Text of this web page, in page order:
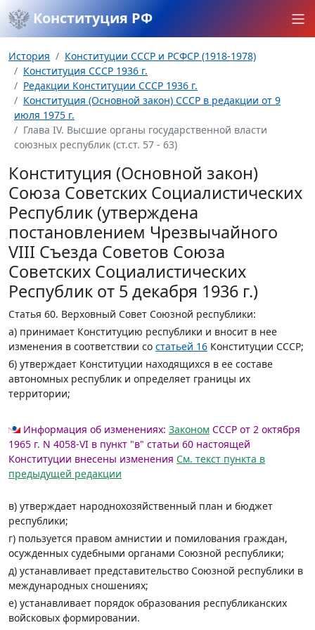
Конституция РФ
История
Конституции СССР и РСФСР (1918-1978)
Конституция СССР 1936 г.
Редакции Конституции СССР 1936 г.
Конституция (Основной закон) СССР в редакции от 9
июля 1975 г.
Глава IV. Высшие органы государственной власти
союзных республик (ст.ст. 57 - 63)
Конституция (Основной закон)
Союза Советских Социалистических
Республик (утверждена
постановлением Чрезвычайного
VIII Съезда Советов Союза
Советских Социалистических
Республик от 5 декабря 1936 г.)
Статья 60. Верховный Совет Союзной республики:
а) принимает Конституцию республики и вносит в нее
изменения в соответствии со статьей 16 Конституции СССР;
б) утверждает Конституции находящихся в ее составе
автономных республик и определяет границы их
территории;
Информация об изменениях: Законом СССР от 2 октября
1965 г. N 4058-VI в пункт "в" статьи 60 настоящей
Конституции внесены изменения См. текст пункта в
предыдущей редакции
в) утверждает народнохозяйственный план и бюджет
республики;
г) пользуется правом амнистии и помилования граждан,
осужденных судебными органами Союзной республики;
д) устанавливает представительство Союзной республики в
международных сношениях;
е) устанавливает порядок образования республиканских
войсковых формировании.